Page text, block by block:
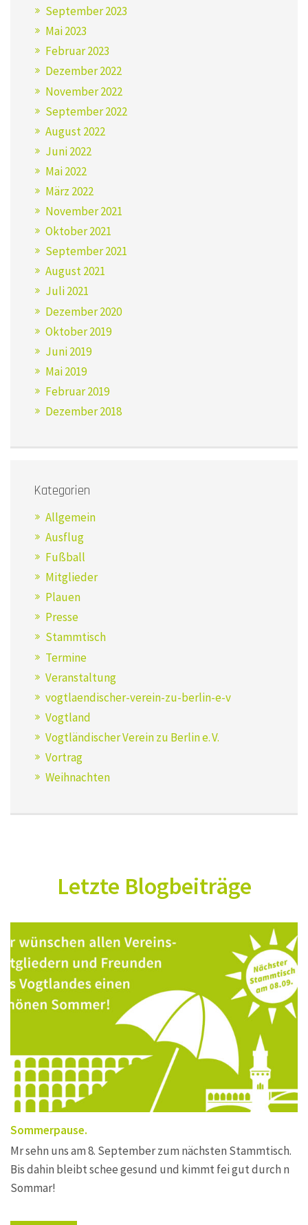
September 2023
Mai 2023
Februar 2023
Dezember 2022
November 2022
September 2022
August 2022
Juni 2022
Mai 2022
März 2022
November 2021
Oktober 2021
September 2021
August 2021
Juli 2021
Dezember 2020
Oktober 2019
Juni 2019
Mai 2019
Februar 2019
Dezember 2018
Kategorien
Allgemein
Ausflug
Fußball
Mitglieder
Plauen
Presse
Stammtisch
Termine
Veranstaltung
vogtlaendischer-verein-zu-berlin-e-v
Vogtland
Vogtländischer Verein zu Berlin e. V.
Vortrag
Weihnachten
Letzte Blogbeiträge
Sommerpause.
Mr sehn uns am 8. September zum nächsten Stammtisch.
Bis dahin bleibt schee gesund und kimmt fei gut durch n
Sommar!